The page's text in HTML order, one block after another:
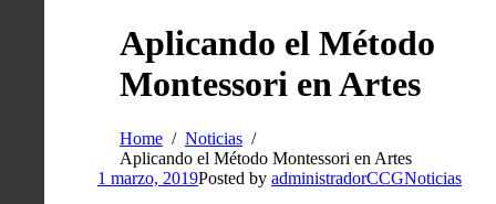
Aplicando el Método
Montessori en Artes
Home
Noticias
Aplicando el Método Montessori en Artes
1 marzo, 2019Posted by administradorCCGNoticias